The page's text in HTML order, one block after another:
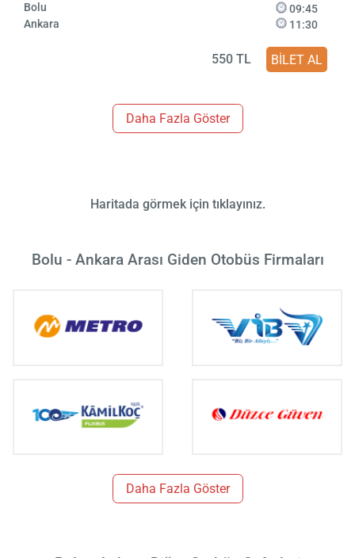
Bolu
Ankara
09:45
11:30
550 TL BİLET AL
Daha Fazla Göster
Haritada görmek için tıklayınız.
Bolu - Ankara Arası Giden Otobüs Firmaları
Daha Fazla Göster